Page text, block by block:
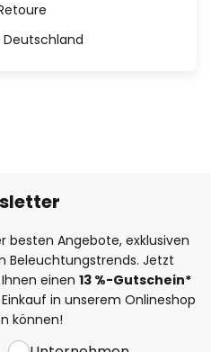
Deutschland
besten Angebote, exklusiven
Beleuchtungstrends. Jetzt
einen 13 %-Gutschein*
in unserem Onlineshop
können!